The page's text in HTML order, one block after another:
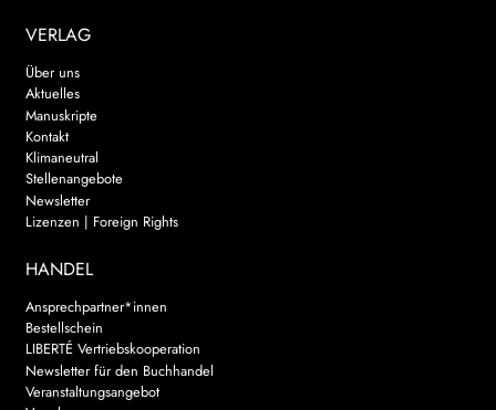
VERLAG
Über uns
Aktuelles
Manuskripte
Kontakt
Klimaneutral
Stellenangebote
Newsletter
Lizenzen | Foreign Rights
HANDEL
Ansprechpartner*innen
Bestellschein
LIBERTÉ Vertriebskooperation
Newsletter für den Buchhandel
Veranstaltungsangebot